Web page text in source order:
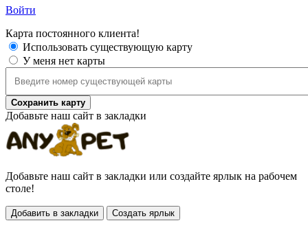
Войти
Карта постоянного клиента!
Использовать существующую карту
У меня нет карты
Сохранить карту
Добавьте наш сайт в закладки
Добавьте наш сайт в закладки или создайте ярлык на рабочем
столе!
Добавить в закладки Создать ярлык